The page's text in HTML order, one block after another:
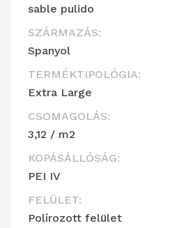
sable pulido
SZÁRMAZÁS:
Spanyol
TERMÉKTIPOLÓGIA:
Extra Large
CSOMAGOLÁS:
3,12 / m2
KOPÁSÁLLÓSÁG:
PEI IV
FELÜLET:
Polírozott felület